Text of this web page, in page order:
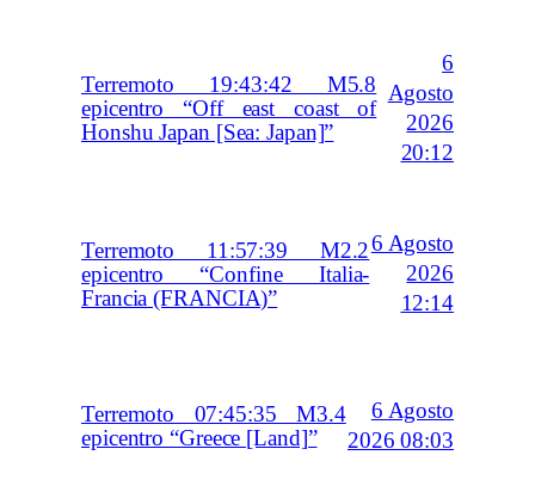
Terremoto 19:43:42 M5.8
epicentro “Off east coast of
Honshu Japan [Sea: Japan]”
6
Agosto
2026
20:12
Terremoto 11:57:39 M2.2
epicentro “Confine Italia-
Francia (FRANCIA)”
6 Agosto
2026
12:14
Terremoto 07:45:35 M3.4
epicentro “Greece [Land]”
6 Agosto
2026 08:03